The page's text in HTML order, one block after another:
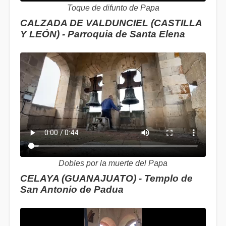
Toque de difunto de Papa
CALZADA DE VALDUNCIEL (CASTILLA
Y LEÓN) - Parroquia de Santa Elena
Dobles por la muerte del Papa
CELAYA (GUANAJUATO) - Templo de
San Antonio de Padua